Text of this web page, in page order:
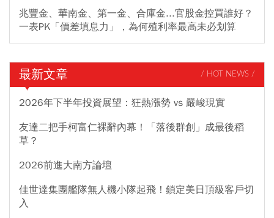
兆豐金、華南金、第一金、合庫金...官股金控買誰好？
一表PK「價差填息力」，為何殖利率最高未必划算
最新文章 / HOT NEWS /
2026年下半年投資展望：狂熱漲勢 vs 嚴峻現實
友達二把手柯富仁裸辭內幕！「落後群創」成最後稻
草？
2026前進大南方論壇
佳世達集團艦隊無人機小隊起飛！鎖定美日頂級客戶切
入